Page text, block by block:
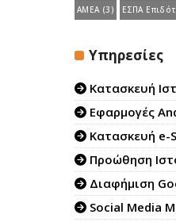
ΑΜΕΑ(3) ΕΣΠΑ
Υπηρεσίες
Κατασκευή
Εφαρμογές
Κατασκευή e-
Προώθηση
Διαφήμιση
Social Media